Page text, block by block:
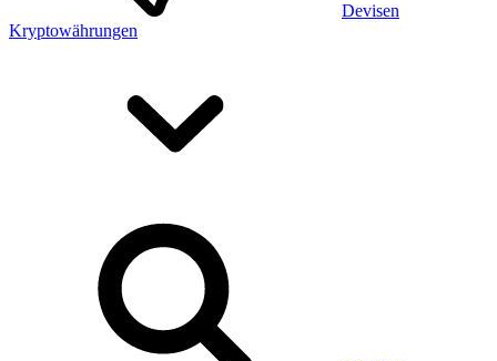
Devisen
Kryptowährungen